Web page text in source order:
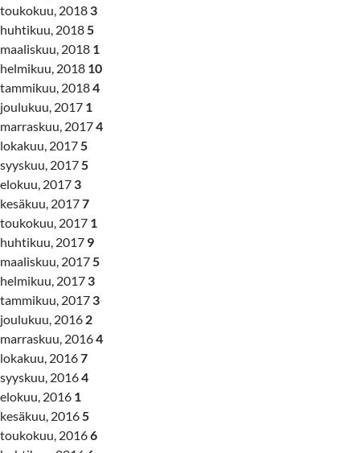
toukokuu, 2018 3
huhtikuu, 20185
maaliskuu, 2018 1
helmikuu, 2018 10
tammikuu, 20184
joulukuu, 2017 1
marraskuu, 20174
lokakuu, 20175
syyskuu, 20175
elokuu, 2017 3
kesäkuu, 20177
toukokuu, 2017 1
huhtikuu, 2017 9
maaliskuu, 20175
helmikuu, 2017 3
tammikuu, 2017 3
joulukuu, 2016 2
marraskuu, 20164
lokakuu, 20167
syyskuu, 20164
elokuu, 2016 1
kesäkuu, 20165
toukokuu, 20166